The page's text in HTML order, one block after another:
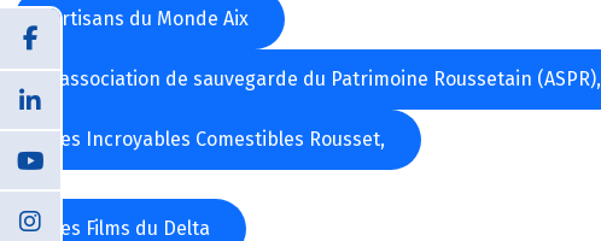
Artisans du Monde Aix
l’association de sauvegarde du Patrimoine Roussetain (ASPR),
Les Incroyables Comestibles Rousset,
Les Films du Delta